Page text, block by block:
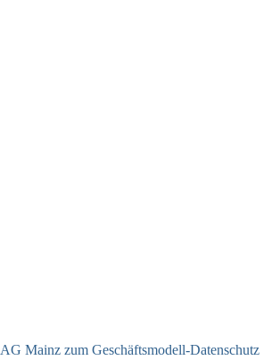
AG Mainz zum Geschäftsmodell-Datenschutz